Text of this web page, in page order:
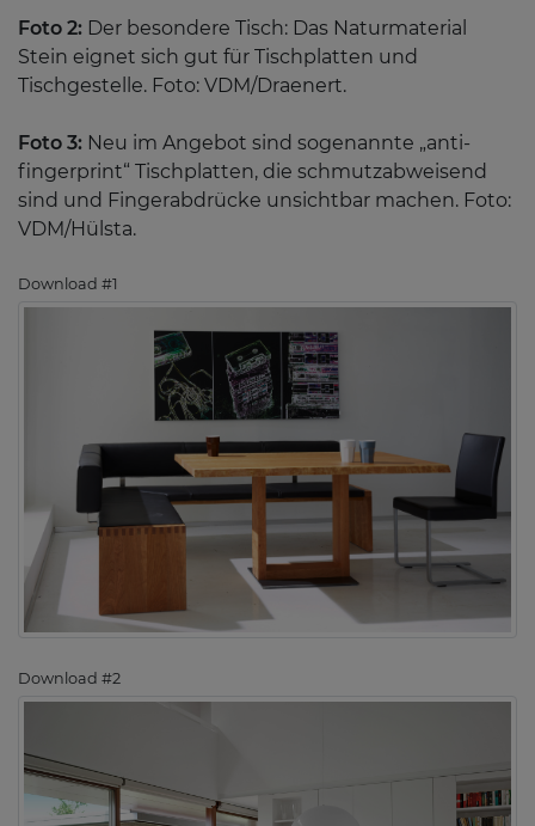
Foto 2: Der besondere Tisch: Das Naturmaterial
Stein eignet sich gut für Tischplatten und
Tischgestelle. Foto: VDM/Draenert.
Foto 3: Neu im Angebot sind sogenannte „anti-
fingerprint“ Tischplatten, die schmutzabweisend
sind und Fingerabdrücke unsichtbar machen. Foto:
VDM/Hülsta.
Download #1
Download #2